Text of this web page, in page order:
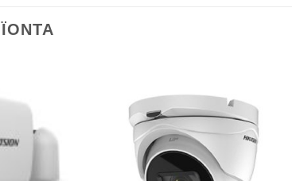
Add to
Wishlist
Add to
Wishlist